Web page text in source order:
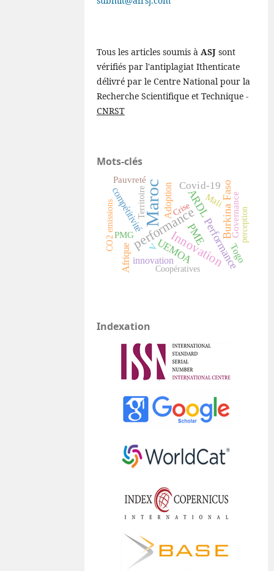
Tous les articles soumis àASJ sont
vérifiés par l'antiplagiat Ithenticate
délivré par le Centre National pour la
Recherche Scientifique et Technique -
CNRST
Mots-clés
Maroc
performanceInnovation
Performance
Burkina Faso
ARDL
PME
Covid-19
UEMOA
Afrique
compétitivité Adoption
innovation Togo
Pauvreté
V
Mali Governance
PMG
CO2 emissions perception
Coopératives
Territoire Crise
Indexation